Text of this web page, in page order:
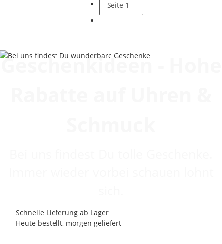
Seite 1
Geschenkideen - Hohe
Schnelle Lieferung ab Lager
Heute bestellt, morgen geliefert